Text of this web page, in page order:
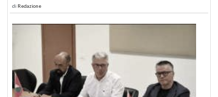
di Redazione